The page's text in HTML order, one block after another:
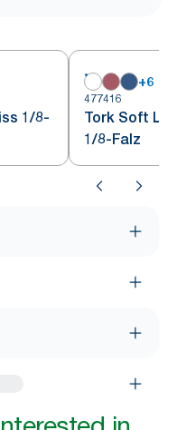
1/8-
+6
477416
Tork Soft
1/8-Falz